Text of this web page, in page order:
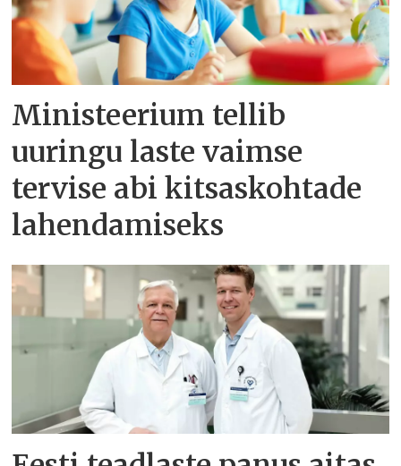
Ministeerium tellib
uuringu laste vaimse
tervise abi kitsaskohtade
lahendamiseks